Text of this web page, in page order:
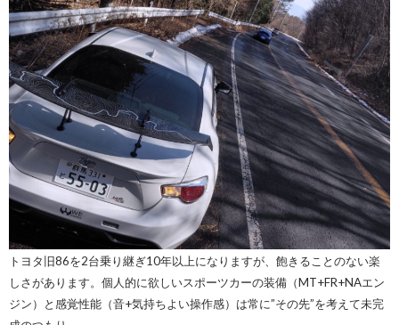
トヨタ旧86を2台乗り継ぎ10年以上になりますが、飽きることのない楽
しさがあります。個人的に欲しいスポーツカーの装備（MT+FR+NAエン
ジン）と感覚性能（音+気持ちよい操作感）は常に”その先”を考えて未完